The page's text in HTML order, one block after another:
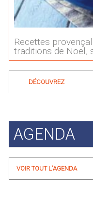
Recettes
traditions de Noel,
DÉCOUVREZ
AGENDA
VOIR TOUT L'AGENDA